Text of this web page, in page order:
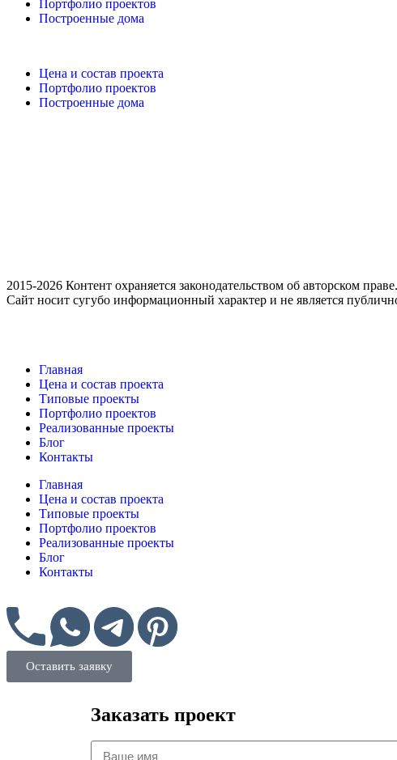
Портфолио проектов
Построенные дома
Цена и состав проекта
Портфолио проектов
Построенные дома
2015-2026 Контент охраняется законодательством об авторском праве.
Сайт носит сугубо информационный характер и не является
Главная
Цена и состав проекта
Типовые проекты
Портфолио проектов
Реализованные проекты
Блог
Контакты
Главная
Цена и состав проекта
Типовые проекты
Портфолио проектов
Реализованные проекты
Блог
Контакты
Оставить заявку
Заказать проект